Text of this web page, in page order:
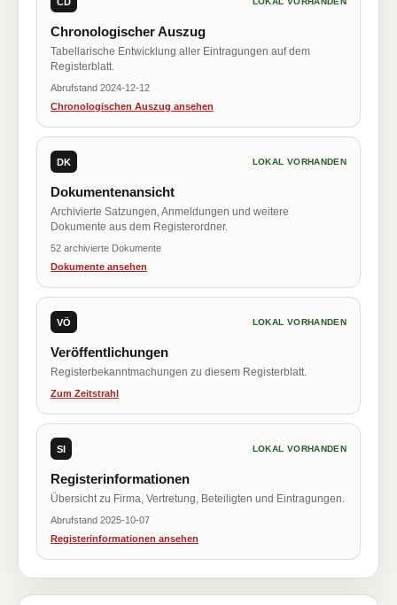
Chronologischer Auszug
Tabellarische Entwicklung aller Eintragungen auf dem
Registerblatt.
Abrufstand 2024-12-12
Chronologischen Auszug ansehen
DK LOKAL VORHANDEN
Dokumentenansicht
Archivierte Satzungen, Anmeldungen und weitere
Dokumente aus dem Registerordner.
52 archivierte Dokumente
Dokumente ansehen
VÖ LOKAL VORHANDEN
Veröffentlichungen
Registerbekanntmachungen zu diesem Registerblatt.
Zum Zeitstrahl
SI LOKAL VORHANDEN
Registerinformationen
Übersicht zu Firma, Vertretung, Beteiligten und Eintragungen.
Abrufstand 2025-10-07
Registerinformationen ansehen